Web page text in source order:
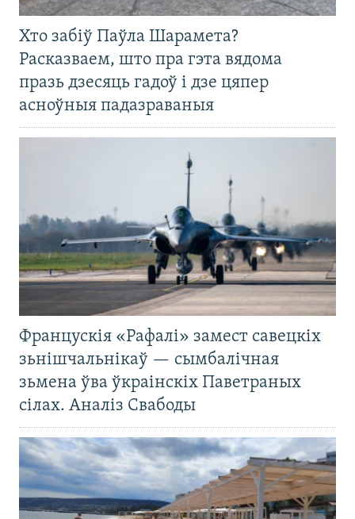
Хто забіў Паўла Шарамета?
Расказваем, што пра гэта вядома
празь дзесяць гадоў і дзе цяпер
асноўныя падазраваныя
Францускія «Рафалі» замест савецкіх
зьнішчальнікаў — сымбалічная
зьмена ўва ўкраінскіх Паветраных
сілах. Аналіз Свабоды